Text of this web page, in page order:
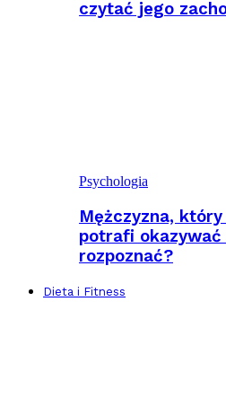
czytać jego
Psychologia
Mężczyzna,
potrafi
rozpoznać?
Dieta i Fitness